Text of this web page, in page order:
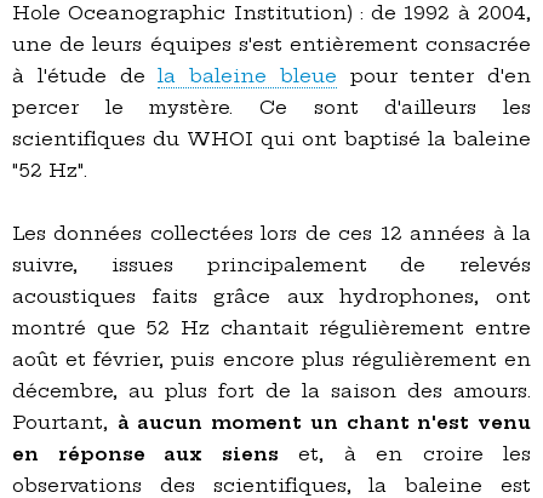
Hole Oceanographic Institution) : de 1992 à 2004,
une de leurs équipes s'est entièrement consacrée
à l'étude dela baleine bleue pour tenter d'en
percer le mystère. Ce sont d'ailleurs les
scientifiques du WHOI qui ont baptisé la baleine
"52 Hz".
Les données collectées lors de ces 12 années à la
suivre, issues principalement de relevés
acoustiques faits grâce aux hydrophones, ont
montré que 52 Hz chantait régulièrement entre
août et février, puis encore plus régulièrement en
décembre, au plus fort de la saison des amours.
Pourtant, à aucun moment un chant n'est venu
en réponse aux siens et, à en croire les
observations des scientifiques, la baleine est